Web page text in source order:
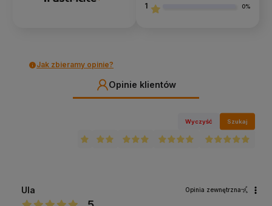
1 0%
Jak zbieramy opinie?
Opinie klientów
Wyczyść Szukaj
Ula Opinia zewnętrzna